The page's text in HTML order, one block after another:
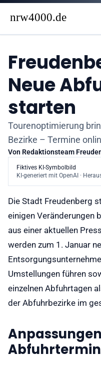
Neue
starten
Tourenoptimierung
Bezirke – Termine
Von Redaktionsteam
Fiktives KI-Symbolbild
KI-generiert mit OpenAI ·
Die Stadt Freudenberg
einigen Veränderungen
aus einer aktuellen
werden zum 1. Januar
Umstellungen führen
einzelnen Abfuhrtagen
der Abfuhrbezirke im